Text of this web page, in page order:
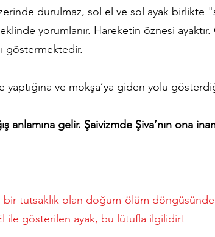
durulmaz, sol el ve sol ayak birlikte
yorumlanır. Hareketin öznesi
göstermektedir.
ve mokşa’ya giden yolu
anlamına gelir. Şaivizmde Şiva’nın ona
bir tutsaklık olan doğum-ölüm
ile gösterilen ayak, bu lütufla ilgilidir!